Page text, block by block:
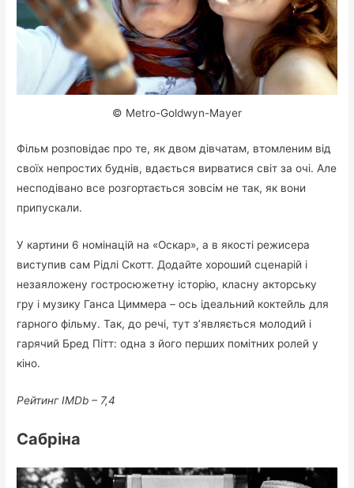
© Metro-Goldwyn-Mayer
Фільм розповідає про те, як двом дівчатам, втомленим від
своїх непростих буднів, вдається вирватися світ за очі. Але
несподівано все розгортається зовсім не так, як вони
припускали.
У картини 6 номінацій на «Оскар», а в якості режисера
виступив сам Рідлі Скотт. Додайте хороший сценарій і
незаяложену гостросюжетну історію, класну акторську
гру і музику Ганса Циммера – ось ідеальний коктейль для
гарного фільму. Так, до речі, тут з’являється молодий і
гарячий Бред Пітт: одна з його перших помітних ролей у
кіно.
Рейтинг IMDb – 7,4
Сабріна